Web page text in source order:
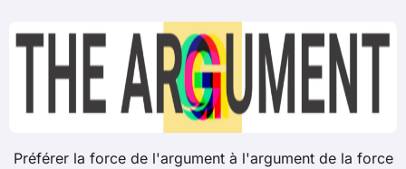
Préférer la force de l'argument à l'argument de la force